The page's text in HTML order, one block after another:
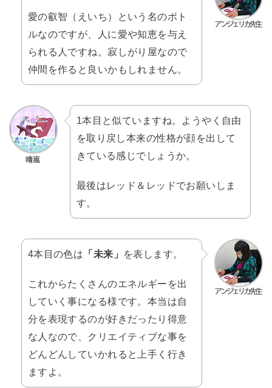
愛の叡智（えいち）という名のボト
ルなのですが、人に愛や知恵を与え
られる人ですね。寂しがり屋なので
仲間を作ると良いかもしれません。
1本目と似ていますね。ようやく自由
を取り戻し本来の性格が顔を出して
きている感じでしょうか。
最後はレッド＆レッドでお願いしま
す。
4本目の色は 「未来」 を表します。
これからたくさんのエネルギーを出
していく事になる様です。本当は自
分を表現するのが好きだったり得意
な人なので、クリエイティブな事を
どんどんしていかれると上手く行き
ますよ。